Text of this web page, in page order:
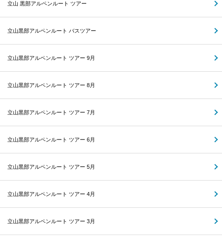
立山 黒部アルペンルート ツアー
立山黒部アルペンルート バスツアー
立山黒部アルペンルート ツアー 9月
立山黒部アルペンルート ツアー 8月
立山黒部アルペンルート ツアー 7月
立山黒部アルペンルート ツアー 6月
立山黒部アルペンルート ツアー 5月
立山黒部アルペンルート ツアー 4月
立山黒部アルペンルート ツアー 3月